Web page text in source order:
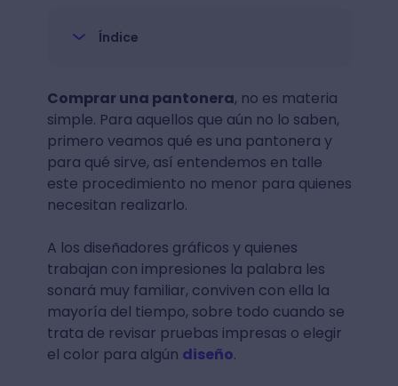
Índice
Comprar una pantonera, no es materia
simple. Para aquellos que aún no lo saben,
primero veamos qué es una pantonera y
para qué sirve, así entendemos en talle
este procedimiento no menor para quienes
necesitan realizarlo.
A los diseñadores gráficos y quienes
trabajan con impresiones la palabra les
sonará muy familiar, conviven con ella la
mayoría del tiempo, sobre todo cuando se
trata de revisar pruebas impresas o elegir
el color para algún diseño.